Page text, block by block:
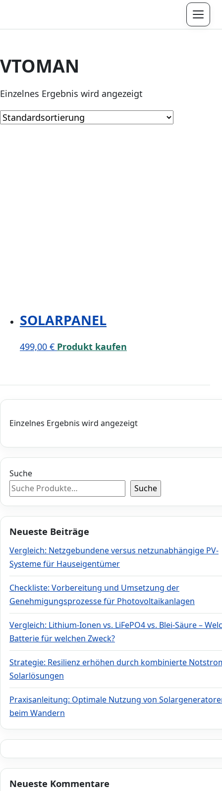
Menü
VTOMAN
Einzelnes Ergebnis wird angezeigt
SOLARPANEL
499,00 € Produkt kaufen
Einzelnes Ergebnis wird angezeigt
Suche
Suche
Neueste Beiträge
Vergleich: Netzgebundene versus netzunabhängige PV-
Systeme für Hauseigentümer
Checkliste: Vorbereitung und Umsetzung der
Genehmigungsprozesse für Photovoltaikanlagen
Vergleich: Lithium-Ionen vs. LiFePO4 vs. Blei-Säure –
Batterie für welchen Zweck?
Strategie: Resilienz erhöhen durch kombinierte
Solarlösungen
Praxisanleitung: Optimale Nutzung von
beim Wandern
Neueste Kommentare